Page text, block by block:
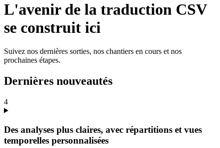
L'avenir de la traduction CSV
se construit ici
Suivez nos dernières sorties, nos chantiers en cours et nos
prochaines étapes.
Dernières nouveautés
4
Des analyses plus claires, avec répartitions et vues
temporelles personnalisées